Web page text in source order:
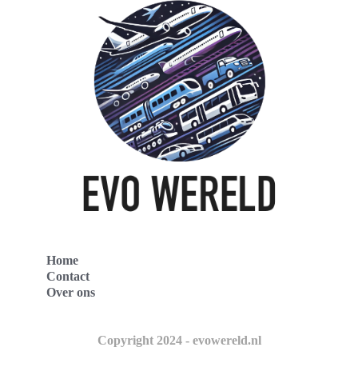
Home
Contact
Over ons
Copyright 2024 - evowereld.nl